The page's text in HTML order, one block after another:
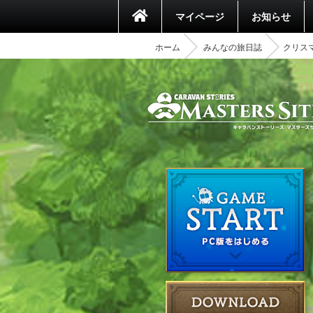
マイページ お知らせ
ホーム みんなの旅日誌 クリス